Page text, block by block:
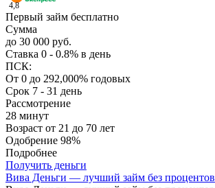
4,8
Первый займ бесплатно
Сумма
до 30 000 руб.
Ставка 0 - 0.8% в день
ПСК:
От 0 до 292,000% годовых
Срок 7 - 31 день
Рассмотрение
28 минут
Возраст от 21 до 70 лет
Одобрение 98%
Подробнее
Получить деньги
Вива Деньги — лучший займ без процентов